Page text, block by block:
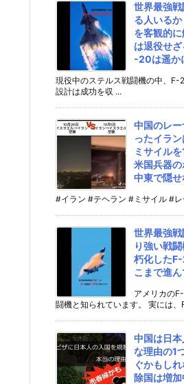
世界最強
る人いるか
を客観的
は退役せ
-20は遥か
現役中のステルス戦闘機の中、F-
設計は成功を収 ...
中国のレ
ったイラ
ミサイル
米国兵器の
中東で隠
#イラン #テヘラン #ミサイル #
世界最強
り強い戦
朽化した
こまで進
アメリカの
闘機と知られています。 実には、
中国は日
な理由の1
ぐかもし
除国は増